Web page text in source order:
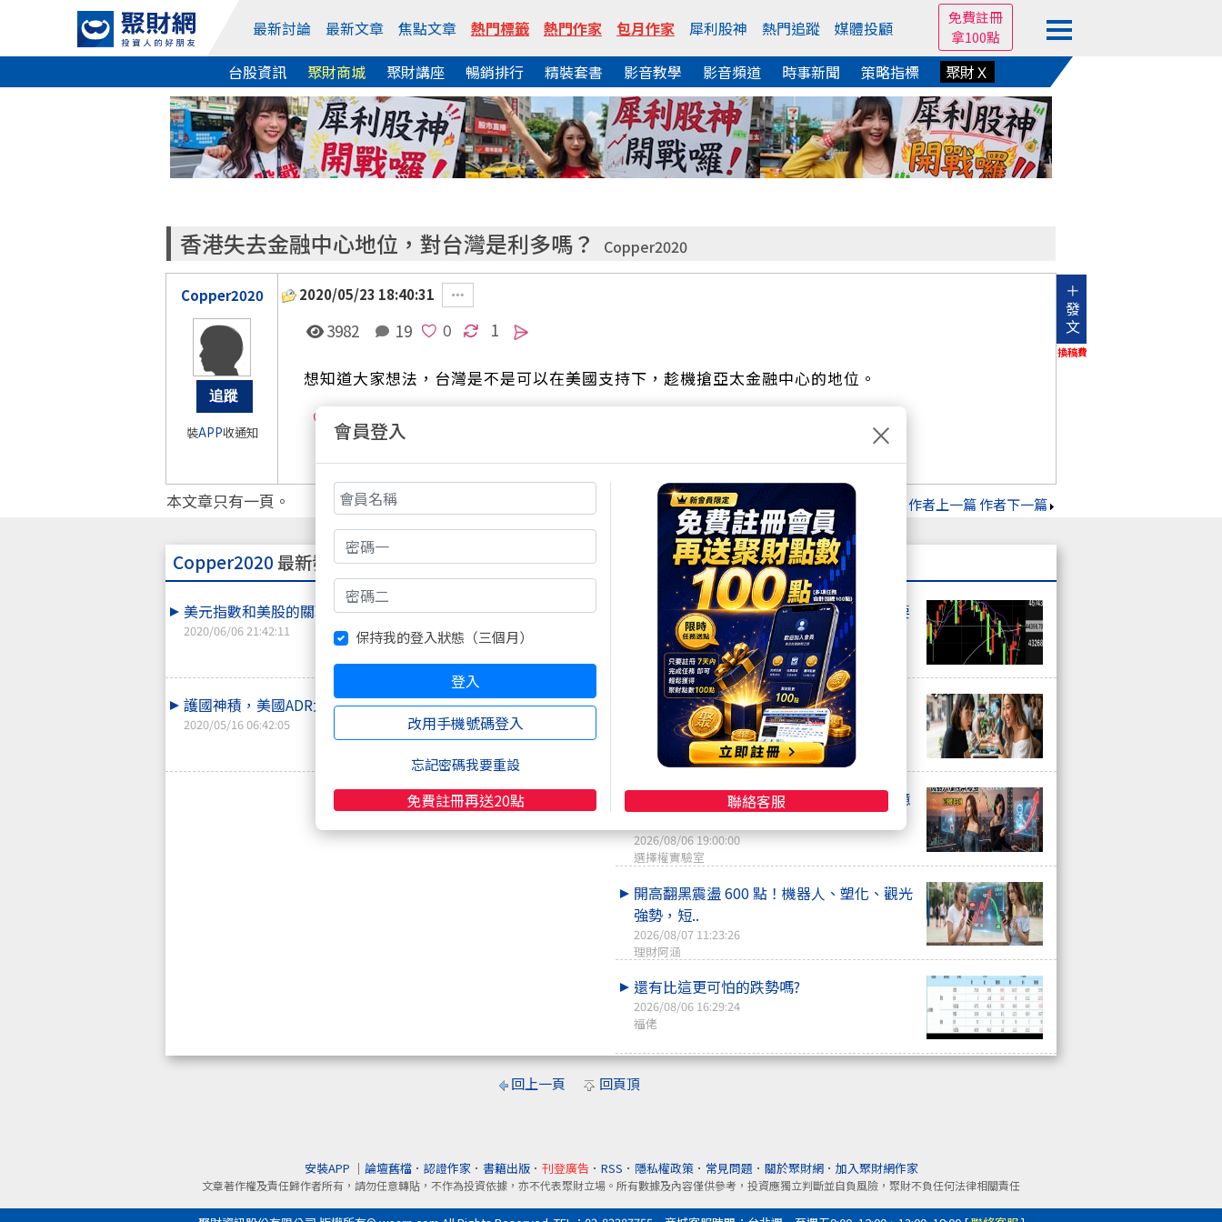
最新討論 最新文章 焦點文章 熱門標籤 熱門作家 包月作家 犀利股神 熱門追蹤 媒體投顧
免費註冊
拿100點
台股資訊 聚財商城 聚財講座 暢銷排行 精裝套書 影音教學 影音頻道 時事新聞 策略指標 聚財Ｘ
香港失去金融中心地位，對台灣是利多嗎？ Copper2020
Copper2020
裝APP收通知
2020/05/23 18:40:31
＋
發
文
換稿費
3982 19 1
想知道大家想法，台灣是不是可以在美國支持下，趁機搶亞太金融中心的地位。
1
本文章只有一頁。 作者上一篇作者下一篇
Copper2020最新發表主題
美元指數和美股的關聯性。
2020/06/06 21:42:11
護國神積，美國ADR大跌4.41%.
2020/05/16 06:42:05
熱門焦點文章
大盤下跌２００點 夜盤又正在跌 反彈要
結束了？
2026/08/06 16:16:04
咖啡好喝
季線洗盤大震盪！光通訊還在噴，散熱強
勢，BBU強攻..
2026/08/06 18:30:00
理財阿涵
台股驚魂守季線！機器人漲停潮爆發，記憶
2026/08/06 19:00:00
選擇權實驗室
開高翻黑震盪 600 點！機器人、塑化、觀光
強勢，短..
2026/08/07 11:23:26
理財阿涵
還有比這更可怕的跌勢嗎?
2026/08/06 16:29:24
福佬
回上一頁 回頁頂
安裝APP ｜ 論壇舊檔． 認證作家． 書籍出版． 刊登廣告 ． RSS ． 隱私權政策． 常見問題 ． 關於聚財網． 加入聚財網作家
文章著作權及責任歸作者所有，請勿任意轉貼，不作為投資依據，亦不代表聚財立場。所有數據及內容僅供參考，投資應獨立判斷並自負風險，聚財不負任何法律相關責任
會員登入 ×
保持我的登入狀態（三個月）
登入
改用手機號碼登入
忘記密碼我要重設
免費註冊再送20點 聯絡客服